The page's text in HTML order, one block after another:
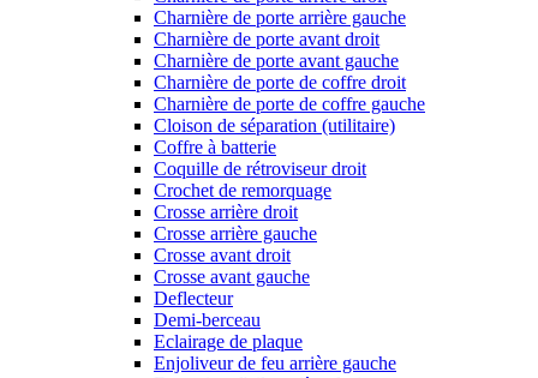
Charnière de porte arrière gauche
Charnière de porte avant droit
Charnière de porte avant gauche
Charnière de porte de coffre droit
Charnière de porte de coffre gauche
Cloison de séparation (utilitaire)
Coffre à batterie
Coquille de rétroviseur droit
Crochet de remorquage
Crosse arrière droit
Crosse arrière gauche
Crosse avant droit
Crosse avant gauche
Deflecteur
Demi-berceau
Eclairage de plaque
Enjoliveur de feu arrière gauche